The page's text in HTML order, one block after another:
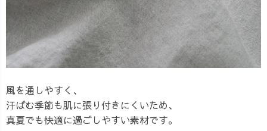
風を通しやすく、
汗ばむ季節も肌に張り付きにくいため、
真夏でも快適に過ごしやすい素材です。